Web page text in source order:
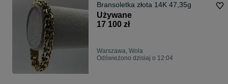
Bransoletka złota 14K 47,35g
Używane
17 100 zł
Warszawa, Wola
Odświeżono dzisiaj o 12:04